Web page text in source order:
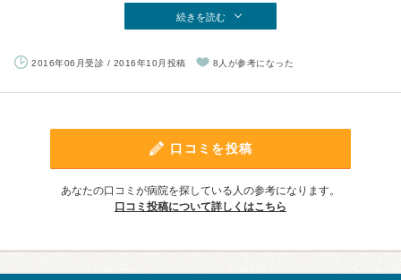
続きを読む
2016年06月受診 / 2016年10月投稿 8人が参考になった
口コミを投稿
あなたの口コミが病院を探している人の参考になります。
口コミ投稿について詳しくはこちら